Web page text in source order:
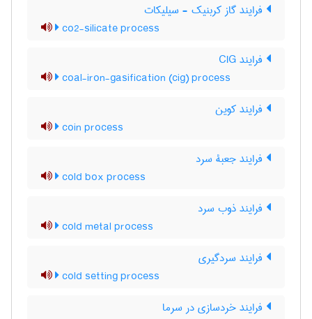
فرایند گاز کربنیک - سیلیکات
co2-silicate process
فرایند CIG
coal-iron-gasification (cig) process
فرایند کوین
coin process
فرایند جعبۀ سرد
cold box process
فرایند ذوب سرد
cold metal process
فرایند سردگیری
cold setting process
فرایند خردسازی در سرما